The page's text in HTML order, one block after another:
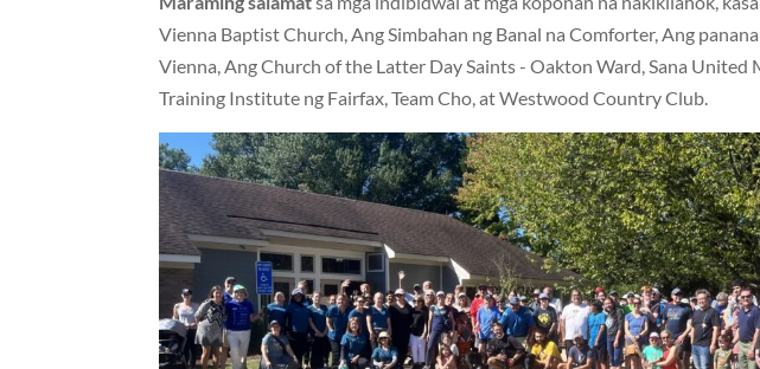
Vienna Baptist Church, Ang Simbahan ng Banal na Comforter, Ang
Vienna, Ang Church of the Latter Day Saints - Oakton Ward, Sana
Training Institute ng Fairfax, Team Cho, at Westwood Country Club.